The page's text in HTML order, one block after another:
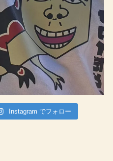
Instagram でフォロー